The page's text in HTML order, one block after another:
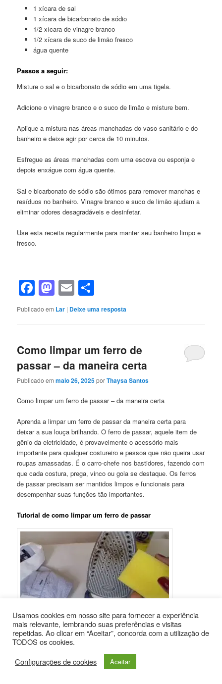
1 xícara de sal
1 xícara de bicarbonato de sódio
1/2 xícara de vinagre branco
1/2 xícara de suco de limão fresco
água quente
Passos a seguir:
Misture o sal e o bicarbonato de sódio em uma tigela.
Adicione o vinagre branco e o suco de limão e misture bem.
Aplique a mistura nas áreas manchadas do vaso sanitário e do
banheiro e deixe agir por cerca de 10 minutos.
Esfregue as áreas manchadas com uma escova ou esponja e
depois enxágue com água quente.
Sal e bicarbonato de sódio são ótimos para remover manchas e
resíduos no banheiro. Vinagre branco e suco de limão ajudam a
eliminar odores desagradáveis ​​e desinfetar.
Use esta receita regularmente para manter seu banheiro limpo e
fresco.
Facebook
Mastodon
Email
Publicado em Lar | Deixe uma resposta
Como limpar um ferro de
passar – da maneira certa
Publicado emmaio 26, 2025porThaysa Santos
Como limpar um ferro de passar – da maneira certa
Aprenda a limpar um ferro de passar da maneira certa para
deixar a sua louça brilhando. O ferro de passar, aquele item de
gênio da eletricidade, é provavelmente o acessório mais
importante para qualquer costureiro e pessoa que não queira usar
roupas amassadas. É o carro-chefe nos bastidores, fazendo com
que cada costura, prega, vinco ou gola se destaque. Os ferros
de passar precisam ser mantidos limpos e funcionais para
desempenhar suas funções tão importantes.
Tutorial de como limpar um ferro de passar
Ao longo dos anos, o ferro de passar roupa tornou-se mais
eficiente com funções de vapor adicionais, diferentes
Usamos cookies em nosso site para fornecer a experiência
mais relevante, lembrando suas preferências e visitas
repetidas. Ao clicar em “Aceitar”, concorda com a utilização de
TODOS os cookies.
Configurações de cookies
Aceitar